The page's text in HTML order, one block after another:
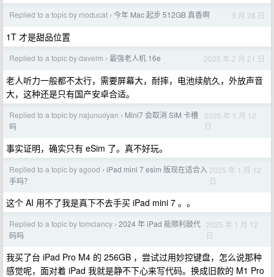
Replied to a topic by moducat › 今年 Mac 起步 512GB 真香啊 3 月 28 日
1T 才是甜品位置
Replied to a topic by davelm › 最强老人机 16e 2025 年 2 月 21 日
老人听力一般都不太行，需要屏幕大，耐摔，电池续航久，外放声音
大，这种还是只有国产安卓合适。
Replied to a topic by najunuoyan › Mini7 会取消 SIM 卡槽
吗
2025 年 1 月 12
日
事实证明，确实只有 eSim 了。真不好玩。
Replied to a topic by agood › iPad mini 7 esim 版现在适合入
手吗？
2025 年 1 月 12
日
这个 AI 用不了我是真下不去手买 iPad mini 7 。。
Replied to a topic by tomclancy › 2024 年 iPad 能顺利敲代
码吗
2025 年 1 月 12
日
我买了台 iPad Pro M4 的 256GB ，尝试过用妙控键盘，怎么说那种
感觉呢，面对着 iPad 我就是静不下心来写代码。换成旧款的 M1 Pro